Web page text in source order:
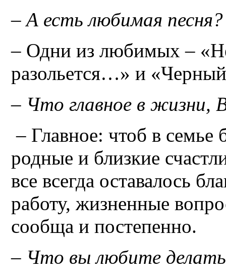
– А есть любимая песня?
– Одни из любимых –
разольется…» и
– Что главное в жизни,
– Главное: чтоб в семье
родные и близкие
все всегда оставалось
работу, жизненные
сообща и постепенно.
– Что вы любите делать